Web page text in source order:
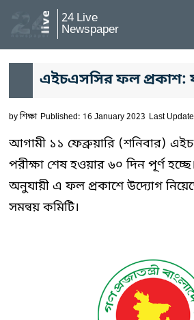
24 Live
Newspaper
এইচএসসির ফল প্রকাশ:
byশিক্ষা Published: 16 January 2023 Last
আগামী ১১ ফেব্রুয়ারি (শনিবার)
পরীক্ষা শেষ হওয়ার ৬০ দিন পূর্ণ
অনুযায়ী এ ফল প্রকাশে উদ্যোগ
সমন্বয় কমিটি।